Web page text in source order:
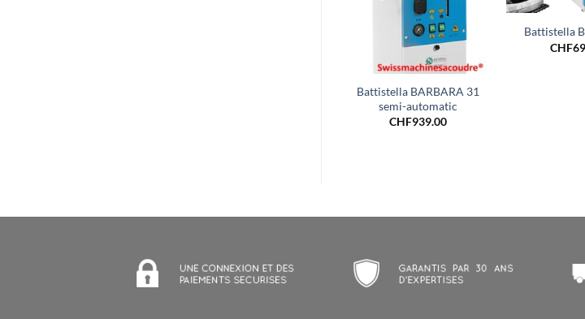
Battistella BARBARA 31
semi-automatic
CHF939.00
Battistella
CHF